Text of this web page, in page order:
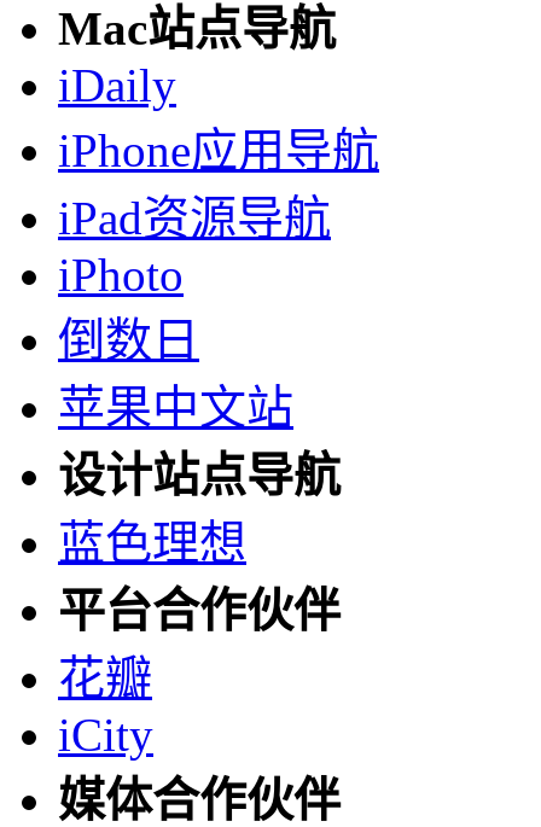
Mac站点导航
iDaily
iPhone应用导航
iPad资源导航
iPhoto
倒数日
苹果中文站
设计站点导航
蓝色理想
平台合作伙伴
花瓣
iCity
媒体合作伙伴